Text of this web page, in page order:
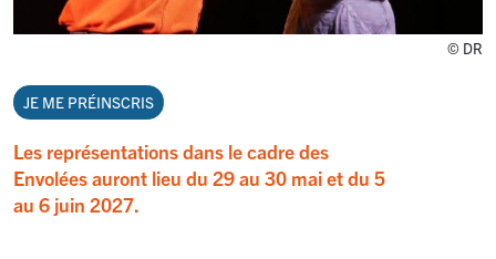
© DR
JE ME PRÉINSCRIS
Les représentations dans le cadre des
Envolées auront lieu du 29 au 30 mai et du 5
au 6 juin 2027.